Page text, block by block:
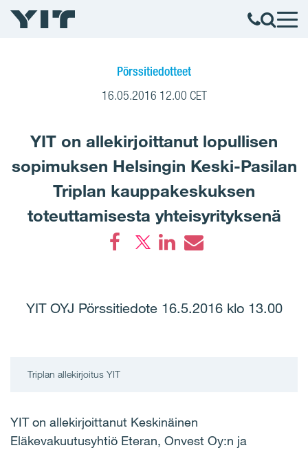
Pörssitiedotteet
16.05.2016 12.00 CET
YIT on allekirjoittanut lopullisen
sopimuksen Helsingin Keski-Pasilan
Triplan kauppakeskuksen
toteuttamisesta yhteisyrityksenä
YIT OYJ Pörssitiedote 16.5.2016 klo 13.00
Triplan allekirjoitus YIT
YIT on allekirjoittanut Keskinäinen
Eläkevakuutusyhtiö Eteran, Onvest Oy:n ja